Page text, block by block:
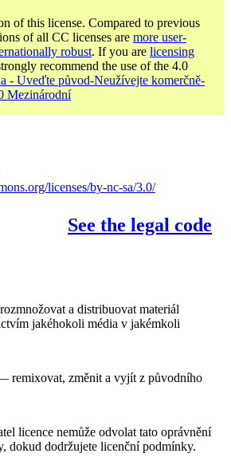
of this license. Compared to previous
of all CC licenses are more user-
robust. If you are licensing
recommend the use of the 4.0
- Uveďte původ-Neužívejte komerčně-
Mezinárodní
licenses/by-nc-sa/3.0/
See the legal code
a distribuovat materiál
jakéhokoli média v jakémkoli
remixovat, změnit a vyjít z původního
licence nemůže odvolat tato oprávnění
dokud dodržujete licenční podmínky.